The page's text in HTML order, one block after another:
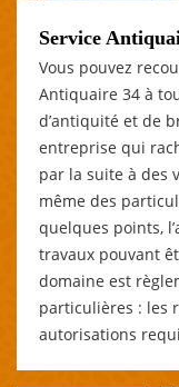
Service
Vous pouvez
Antiquaire 34 à
d’antiquité et de
entreprise qui
par la suite à des
même des
quelques points,
travaux pouvant
domaine est
particulières : les
autorisations